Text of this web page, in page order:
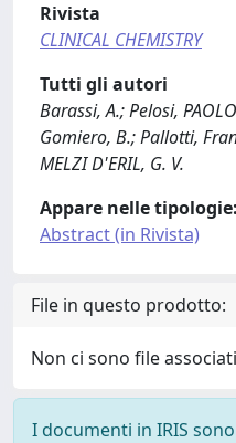
Rivista
CLINICAL CHEMISTRY
Tutti gli autori
Barassi, A.; Pelosi,
Gomiero, B.; Pallotti,
MELZI D'ERIL, G. V.
Appare nelle tipologie:
Abstract (in Rivista)
File in questo prodotto:
Non ci sono file
I documenti in IRIS